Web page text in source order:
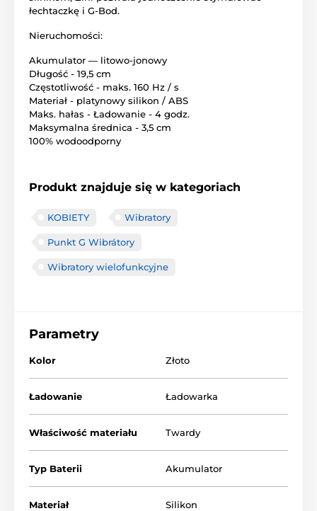
łechtaczkę i G-Bod.
Nieruchomości:
Akumulator — litowo-jonowy
Długość - 19,5 cm
Częstotliwość - maks. 160 Hz / s
Materiał - platynowy silikon / ABS
Maks. hałas - Ładowanie - 4 godz.
Maksymalna średnica - 3,5 cm
100% wodoodporny
Produkt znajduje się w kategoriach
KOBIETY Wibratory
Punkt G Wibrátory
Wibratory wielofunkcyjne
Parametry
Kolor Złoto
Ładowanie Ładowarka
Właściwość materiału Twardy
Typ Baterii Akumulator
Materiał Silikon